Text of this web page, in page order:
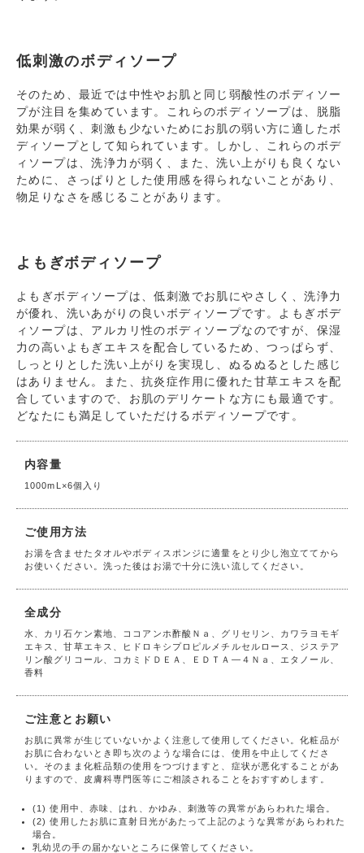
低刺激のボディソープ
そのため、最近では中性やお肌と同じ弱酸性のボディソー
プが注目を集めています。これらのボディソープは、脱脂
効果が弱く、刺激も少ないためにお肌の弱い方に適したボ
ディソープとして知られています。しかし、これらのボデ
ィソープは、洗浄力が弱く、また、洗い上がりも良くない
ために、さっぱりとした使用感を得られないことがあり、
物足りなさを感じることがあります。
よもぎボディソープ
よもぎボディソープは、低刺激でお肌にやさしく、洗浄力
が優れ、洗いあがりの良いボディソープです。よもぎボデ
ィソープは、アルカリ性のボディソープなのですが、保湿
力の高いよもぎエキスを配合しているため、つっぱらず、
しっとりとした洗い上がりを実現し、ぬるぬるとした感じ
はありません。また、抗炎症作用に優れた甘草エキスを配
合していますので、お肌のデリケートな方にも最適です。
どなたにも満足していただけるボディソープです。
内容量
1000mL×6個入り
ご使用方法
お湯を含ませたタオルやボディスポンジに適量をとり少し泡立ててから
お使いください。洗った後はお湯で十分に洗い流してください。
全成分
水、カリ石ケン素地、ココアンホ酢酸Ｎａ、グリセリン、カワラヨモギ
エキス、甘草エキス、ヒドロキシプロピルメチルセルロース、ジステア
リン酸グリコール、コカミドＤＥＡ、ＥＤＴＡ―４Ｎａ、エタノール、
香料
ご注意とお願い
お肌に異常が生じていないかよく注意して使用してください。化粧品が
お肌に合わないとき即ち次のような場合には、使用を中止してくださ
い。そのまま化粧品類の使用をつづけますと、症状が悪化することがあ
りますので、皮膚科専門医等にご相談されることをおすすめします。
(1) 使用中、赤味、はれ、かゆみ、刺激等の異常があらわれた場合。
(2) 使用したお肌に直射日光があたって上記のような異常があらわれた
場合。
乳幼児の手の届かないところに保管してください。